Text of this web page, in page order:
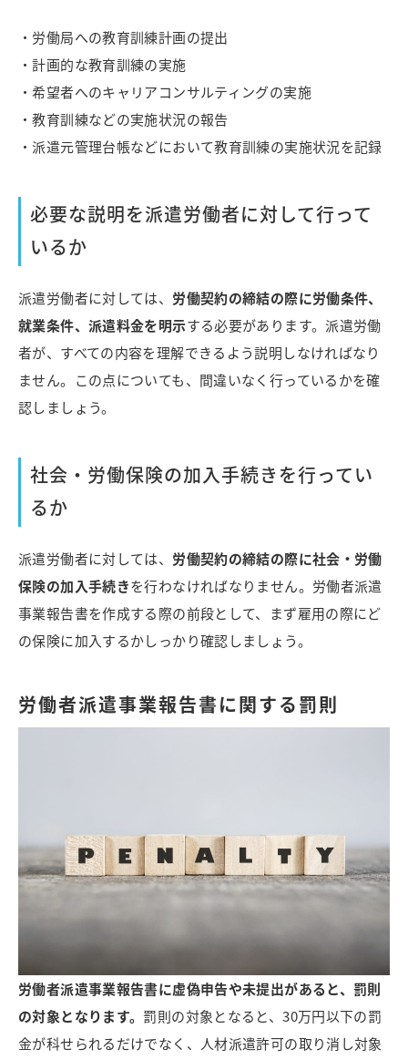
・労働局への教育訓練計画の提出
・計画的な教育訓練の実施
・希望者へのキャリアコンサルティングの実施
・教育訓練などの実施状況の報告
・派遣元管理台帳などにおいて教育訓練の実施状況を記録
必要な説明を派遣労働者に対して行って
いるか
派遣労働者に対しては、 労働契約の締結の際に労働条件、
就業条件、派遣料金を明示する必要があります。派遣労働
者が、すべての内容を理解できるよう説明しなければなり
ません。この点についても、間違いなく行っているかを確
認しましょう。
社会・労働保険の加入手続きを行ってい
るか
派遣労働者に対しては、 労働契約の締結の際に社会・労働
保険の加入手続きを行わなければなりません。労働者派遣
事業報告書を作成する際の前段として、まず雇用の際にど
の保険に加入するかしっかり確認しましょう。
労働者派遣事業報告書に関する罰則
労働者派遣事業報告書に虚偽申告や未提出があると、罰則
の対象となります。罰則の対象となると、30万円以下の罰
金が科せられるだけでなく、人材派遣許可の取り消し対象